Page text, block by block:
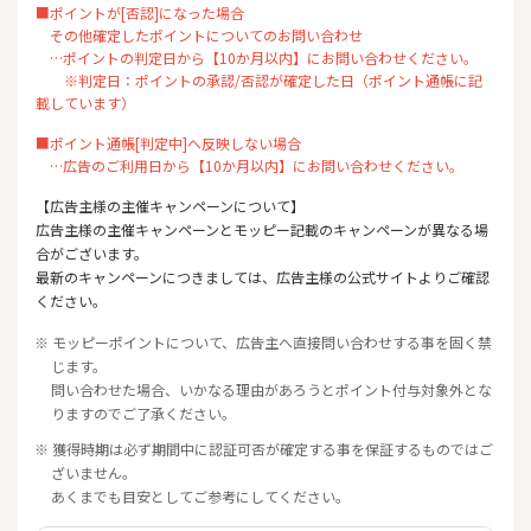
■ポイントが[否認]になった場合
その他確定したポイントについてのお問い合わせ
…ポイントの判定日から【10か月以内】にお問い合わせください。
※判定日：ポイントの承認/否認が確定した日（ポイント通帳に記
載しています）
■ポイント通帳[判定中]へ反映しない場合
…広告のご利用日から【10か月以内】にお問い合わせください。
【広告主様の主催キャンペーンについて】
広告主様の主催キャンペーンとモッピー記載のキャンペーンが異なる場
合がございます。
最新のキャンペーンにつきましては、広告主様の公式サイトよりご確認
ください。
※ モッピーポイントについて、広告主へ直接問い合わせする事を固く禁
じます。
問い合わせた場合、いかなる理由があろうとポイント付与対象外とな
りますのでご了承ください。
※ 獲得時期は必ず期間中に認証可否が確定する事を保証するものではご
ざいません。
あくまでも目安としてご参考にしてください。